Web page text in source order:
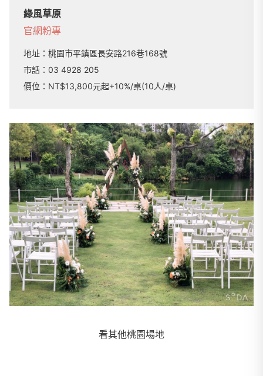
綠風草原
官網粉專
地址： 桃園市平鎮區長安路216巷168號
市話： 03 4928 205
價位：NT$13,800元起+10%/桌(10人/桌)
看其他桃園場地